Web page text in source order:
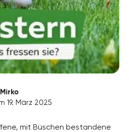
19. März 2025
mit Büschen bestandene